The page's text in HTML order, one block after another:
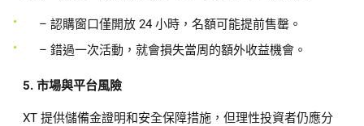
– 認購窗口僅開放 24 小時，名額可能提前售罄。
– 錯過一次活動，就會損失當周的額外收益機會。
5. 市場與平台風險
XT 提供儲備金證明和安全保障措施，但理性投資者仍應分